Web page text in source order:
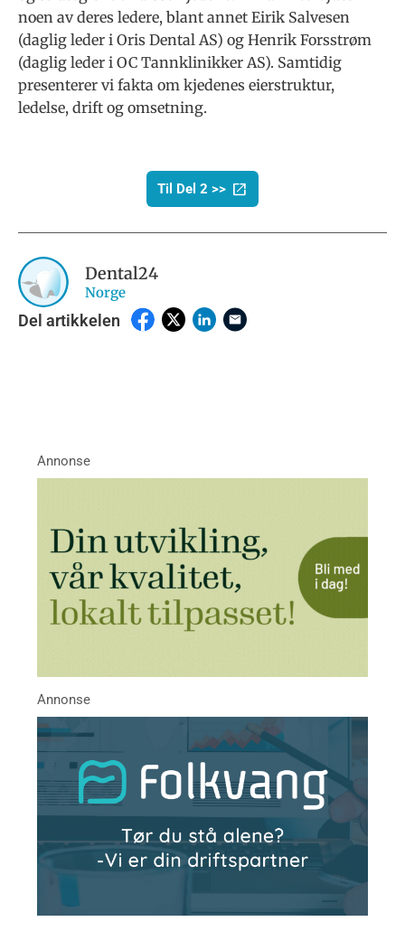
noen av deres ledere, blant annet Eirik Salvesen
(daglig leder i Oris Dental AS) og Henrik Forsstrøm
(daglig leder i OC Tannklinikker AS). Samtidig
presenterer vi fakta om kjedenes eierstruktur,
ledelse, drift og omsetning.
Til Del 2 >>
Dental24
Norge
Del artikkelen